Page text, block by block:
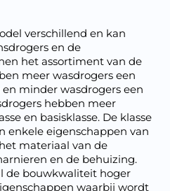
verschillend en kan
en de
het assortiment van de
meer wasdrogers een
minder wasdrogers een
hebben meer
en basisklasse. De klasse
enkele eigenschappen van
materiaal van de
en de behuizing.
de bouwkwaliteit hoger
waarbij wordt